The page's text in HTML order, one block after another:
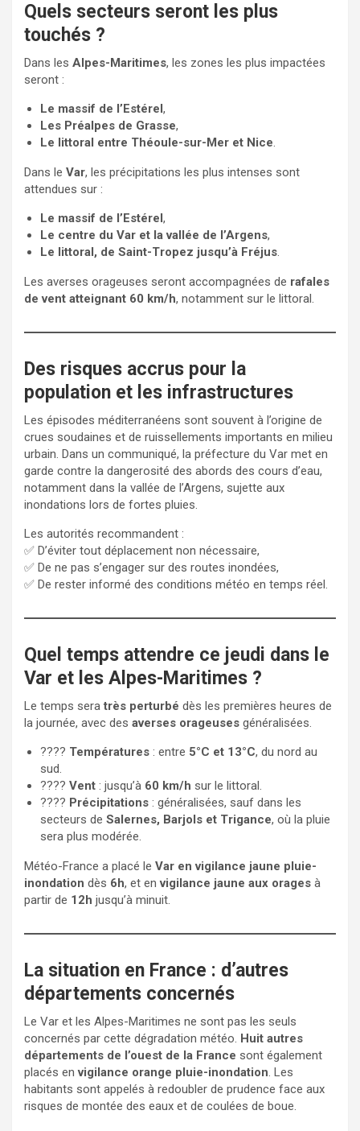
Quels secteurs seront les plus
touchés ?
Dans les Alpes-Maritimes, les zones les plus impactées
seront :
Le massif de l’Estérel,
Les Préalpes de Grasse,
Le littoral entre Théoule-sur-Mer et Nice.
Dans le Var, les précipitations les plus intenses sont
attendues sur :
Le massif de l’Estérel,
Le centre du Var et la vallée de l’Argens,
Le littoral, de Saint-Tropez jusqu’à Fréjus.
Les averses orageuses seront accompagnées de rafales
de vent atteignant 60 km/h, notamment sur le littoral.
Des risques accrus pour la
population et les infrastructures
Les épisodes méditerranéens sont souvent à l’origine de
crues soudaines et de ruissellements importants en milieu
urbain. Dans un communiqué, la préfecture du Var met en
garde contre la dangerosité des abords des cours d’eau,
notamment dans la vallée de l’Argens, sujette aux
inondations lors de fortes pluies.
Les autorités recommandent :
✅ D’éviter tout déplacement non nécessaire,
✅ De ne pas s’engager sur des routes inondées,
✅ De rester informé des conditions météo en temps réel.
Quel temps attendre ce jeudi dans le
Var et les Alpes-Maritimes ?
Le temps seratrès perturbé dès les premières heures de
la journée, avec des averses orageuses généralisées.
???? Températures : entre 5°C et 13°C, du nord au
sud.
???? Vent : jusqu’à 60 km/h sur le littoral.
???? Précipitations : généralisées, sauf dans les
secteurs de Salernes, Barjols et Trigance, où la pluie
sera plus modérée.
Météo-France a placé le Var en vigilance jaune pluie-
inondation dès 6h, et envigilance jaune aux orages à
partir de 12h jusqu’à minuit.
La situation en France : d’autres
départements concernés
Le Var et les Alpes-Maritimes ne sont pas les seuls
concernés par cette dégradation météo. Huit autres
départements de l’ouest de la France sont également
placés envigilance orange pluie-inondation. Les
habitants sont appelés à redoubler de prudence face aux
risques de montée des eaux et de coulées de boue.